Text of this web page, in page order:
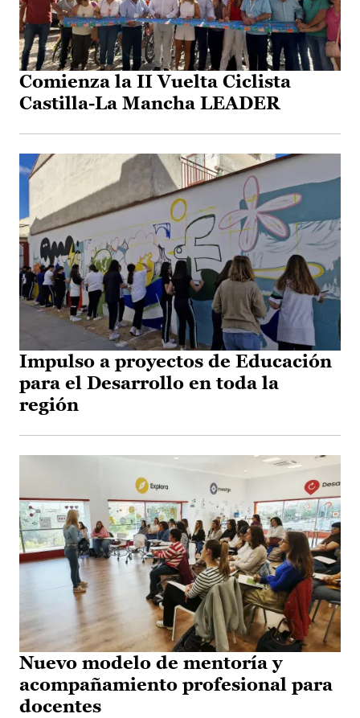
Comienza la II Vuelta Ciclista
Castilla-La Mancha LEADER
Impulso a proyectos de Educación
para el Desarrollo en toda la
región
Nuevo modelo de mentoría y
acompañamiento profesional para
docentes